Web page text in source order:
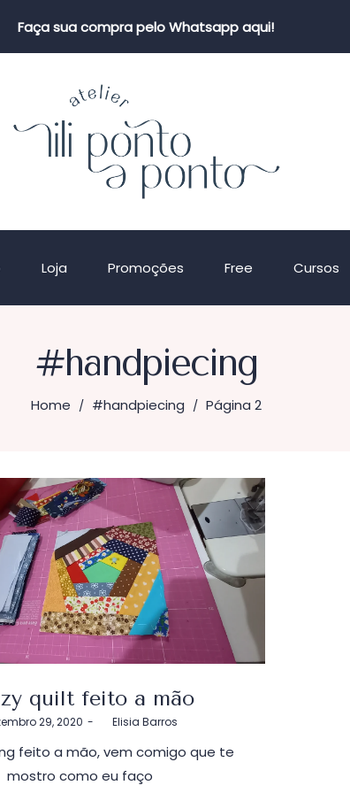
Faça sua compra pelo Whatsapp aqui!
Loja Promoções Free Cursos
#handpiecing
Home / #handpiecing / Página 2
quilt feito a mão
29, 2020 byElisia Barros
feito a mão, vem comigo que te
mostro como eu faço